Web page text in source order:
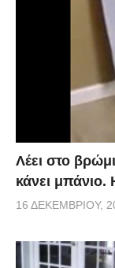
Λέει στο
κάνει μπάνιο.
16 ΔΕΚΕΜΒΡΊΟΥ,